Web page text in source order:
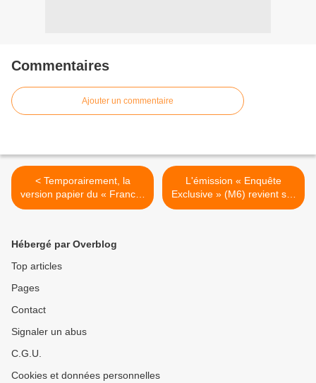
Commentaires
Ajouter un commentaire
< Temporairement, la
version papier du « France-
Antilles Martinique » ne
L'émission « Enquête
Exclusive » (M6) revient sur
l’inquiétante montée en
Hébergé par Overblog
Top articles
Pages
Contact
Signaler un abus
C.G.U.
Cookies et données personnelles